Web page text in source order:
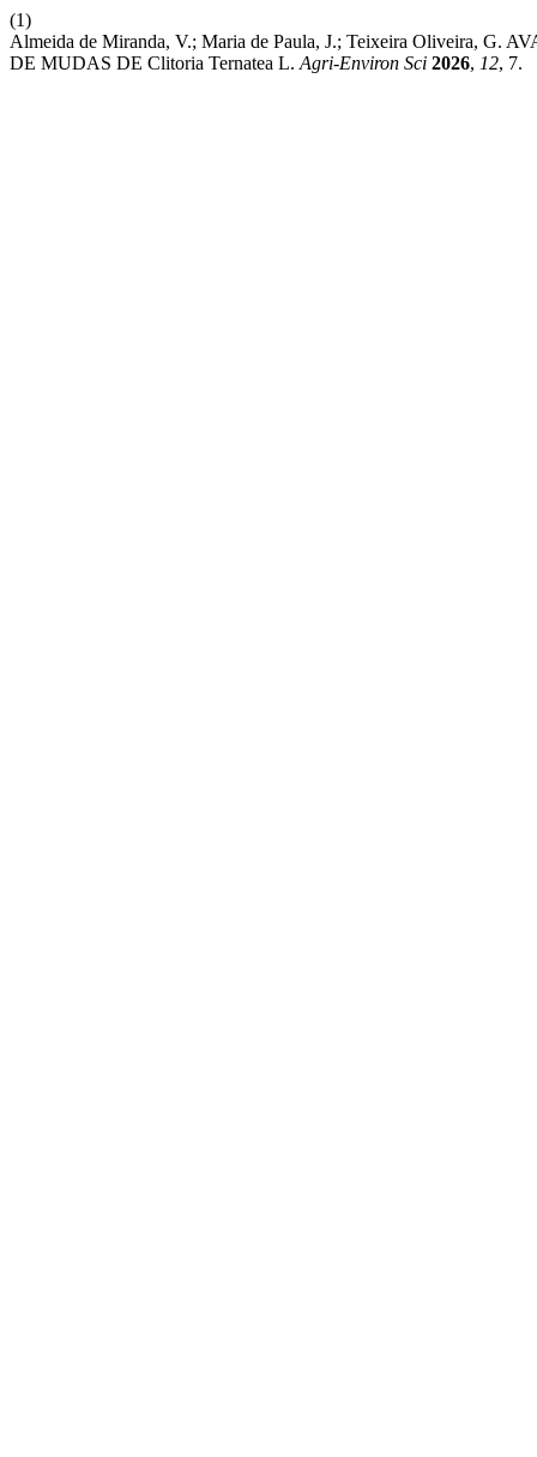
(1)
Almeida de Miranda, V.; Maria de Paula, J.; Teixeira Oliveira,
DE MUDAS DE Clitoria Ternatea L. Agri-Environ Sci 2026, 12, 7.